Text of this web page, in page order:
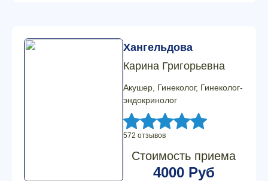
Хангельдова
Карина Григорьевна
Акушер, Гинеколог, Гинеколог-
эндокринолог
572 отзывов
Стоимость приема
4000 Руб